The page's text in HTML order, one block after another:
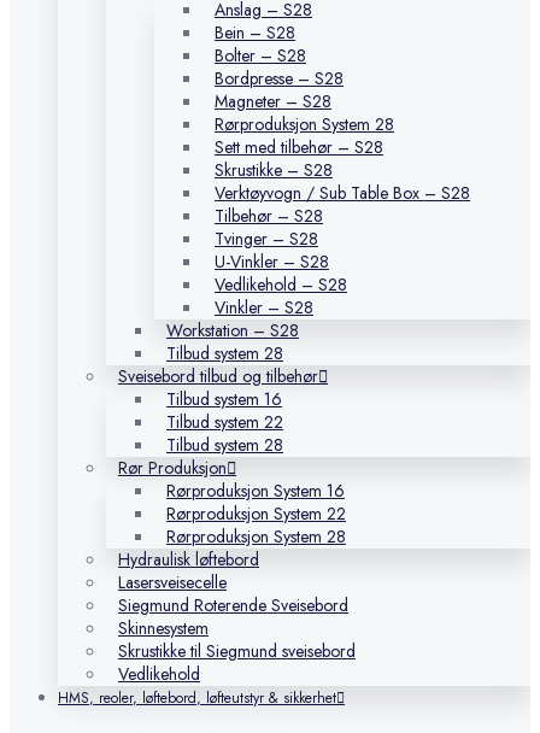
Anslag – S28
Bein – S28
Bolter – S28
Bordpresse – S28
Magneter – S28
Rørproduksjon System 28
Sett med tilbehør – S28
Skrustikke – S28
Verktøyvogn / Sub Table Box – S28
Tilbehør – S28
Tvinger – S28
U-Vinkler – S28
Vedlikehold – S28
Vinkler – S28
Workstation – S28
Tilbud system 28
Sveisebord tilbud og tilbehør
Tilbud system 16
Tilbud system 22
Tilbud system 28
Rør Produksjon
Rørproduksjon System 16
Rørproduksjon System 22
Rørproduksjon System 28
Hydraulisk løftebord
Lasersveisecelle
Siegmund Roterende Sveisebord
Skinnesystem
Skrustikke til Siegmund sveisebord
Vedlikehold
HMS, reoler, løftebord, løfteutstyr & sikkerhet